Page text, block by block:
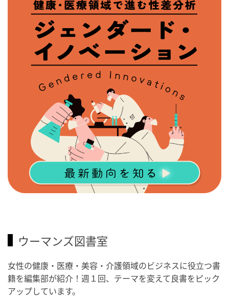
ウーマンズ図書室
女性の健康・医療・美容・介護領域のビジネスに役立つ書
籍を編集部が紹介！週１回、テーマを変えて良書をピック
アップしています。